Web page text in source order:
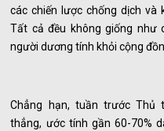
các chiến lược chống dịch và
Tất cả đều không giống như
người dương tính khỏi cộng
Chẳng hạn, tuần trước Thủ
thẳng, ước tính gần 60-70%